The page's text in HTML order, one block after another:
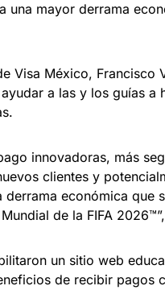
una mayor derrama
Visa México, Francisco
a las y los guías a
innovadoras, más
clientes y
económica que
de la FIFA
un sitio web
de recibir pagos